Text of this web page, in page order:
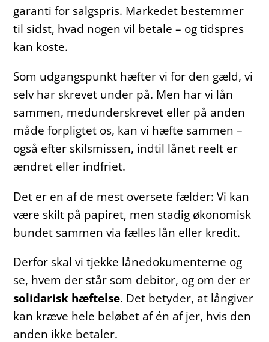
garanti for salgspris. Markedet bestemmer
til sidst, hvad nogen vil betale – og tidspres
kan koste.
Som udgangspunkt hæfter vi for den gæld, vi
selv har skrevet under på. Men har vi lån
sammen, medunderskrevet eller på anden
måde forpligtet os, kan vi hæfte sammen –
også efter skilsmissen, indtil lånet reelt er
ændret eller indfriet.
Det er en af de mest oversete fælder: Vi kan
være skilt på papiret, men stadig økonomisk
bundet sammen via fælles lån eller kredit.
Derfor skal vi tjekke lånedokumenterne og
se, hvem der står som debitor, og om der er
solidarisk hæftelse. Det betyder, at långiver
kan kræve hele beløbet af én af jer, hvis den
anden ikke betaler.